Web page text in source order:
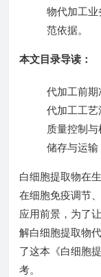
物代加工
范依据。
本文目录导读：
代加工前期
代加工工艺
质量控制与
储存与运输
白细胞提取物在
在细胞免疫调节
应用前景，为了
解白细胞提取物
了这本《白细胞
考。